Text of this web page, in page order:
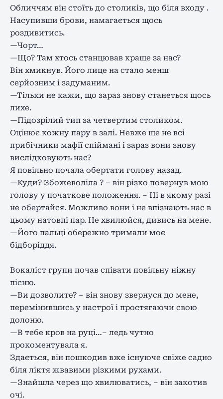
Обличчям він стоїть до столиків, що біля входу .
Насупивши брови, намагається щось
роздивитись.
—Чорт…
—Що? Там хтось станцював краще за нас?
Він хмикнув. Його лице на стало менш
серйозним і задуманим.
—Тільки не кажи, що зараз знову станеться щось
лихе.
—Підозрілий тип за четвертим столиком.
Оцінює кожну пару в залі. Невже ще не всі
прибічники мафії спіймані і зараз вони знову
вислідковують нас?
Я повільно почала обертати голову назад.
—Куди? Збожеволіла ? – він різко повернув мою
голову у початкове положення. – Ні в якому разі
не обертайся. Можливо вони і не впізнають нас в
цьому натовпі пар. Не хвилюйся, дивись на мене.
—Його пальці обережно тримали моє
бідборіддя.
Вокаліст групи почав співати повільну ніжну
пісню.
—Ви дозволите? – він знову звернуся до мене,
перемінившись у настрої і простягаючи свою
долоню.
—В тебе кров на руці…– ледь чутно
прокоментувала я.
Здається, він пошкодив вже існуюче свіже садно
біля ліктя жвавими різкими рухами.
—Знайшла через що хвилюватись, – він закотив
очі.